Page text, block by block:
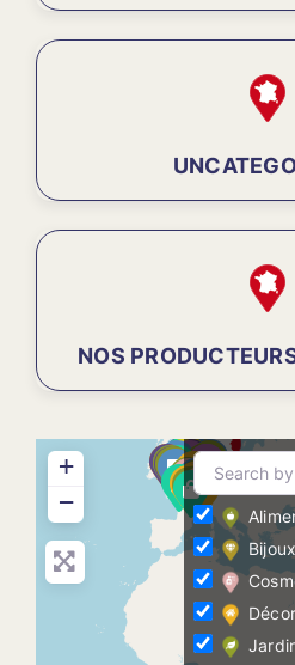
NOS
+
−